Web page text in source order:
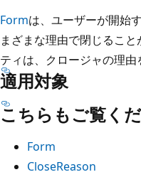
Formは、ユーザーが開始
まざまな理由で閉じること
ティは、クロージャの理由
適用対象
こちらもご覧く
Form
CloseReason